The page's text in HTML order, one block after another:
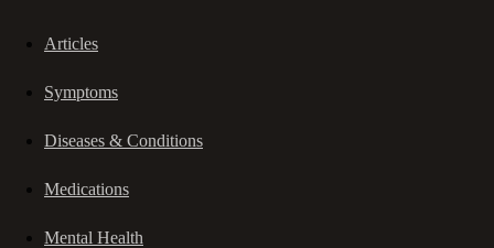
Articles
Symptoms
Diseases & Conditions
Medications
Mental Health